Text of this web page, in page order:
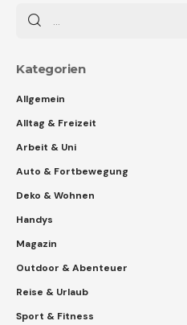
Kategorien
Allgemein
Alltag & Freizeit
Arbeit & Uni
Auto & Fortbewegung
Deko & Wohnen
Handys
Magazin
Outdoor & Abenteuer
Reise & Urlaub
Sport & Fitness